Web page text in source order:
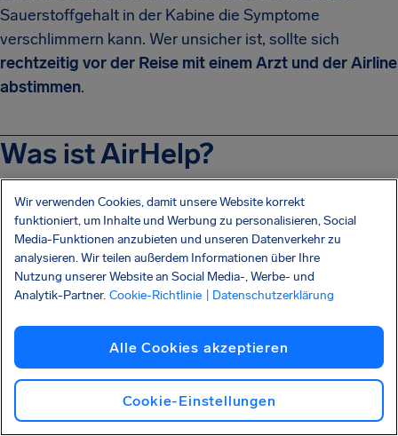
Sauerstoffgehalt in der Kabine die Symptome
verschlimmern kann. Wer unsicher ist, sollte sich
rechtzeitig vor der Reise mit einem Arzt und der Airline
abstimmen.
Was ist AirHelp?
Mit uns erhalten Fluggäste ihre Entschädigung für
Flugbeeinträchtigungen. Bis zum jetzigen Zeitpunkt
konnten wir über 3,3 Millionen Menschen zu ihrem Recht
auf Entschädigung verhelfen, und es werden immer
Wenn Ihr Flug verspätet ist oder annulliert wurde,
überprüfen Sie, ob Sie mit unserer kostenlosen
Flugprüfung Anspruch auf bis zu600 €
haben.
Wir verwenden Cookies, damit unsere Website korrekt
funktioniert, um Inhalte und Werbung zu personalisieren, Social
Media-Funktionen anzubieten und unseren Datenverkehr zu
analysieren. Wir teilen außerdem Informationen über Ihre
Nutzung unserer Website an Social Media-, Werbe- und
Analytik-Partner. Cookie-Richtlinie | Datenschutzerklärung
Alle Cookies akzeptieren
Cookie-Einstellungen